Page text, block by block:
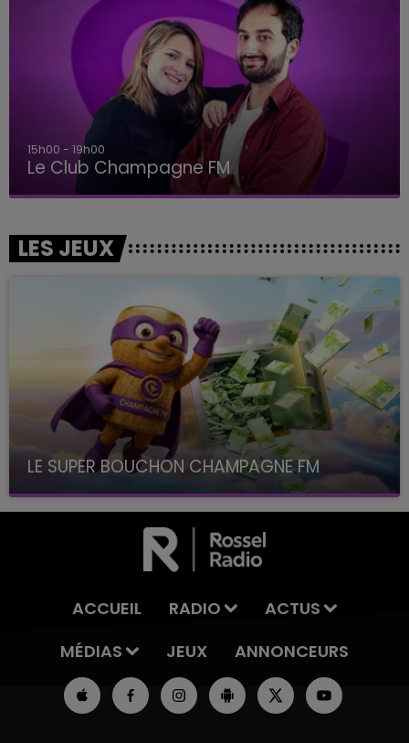
15h00 - 19h00
Le Club Champagne FM
LES JEUX
LE SUPER BOUCHON CHAMPAGNE FM
avec La Famille Champagne FM, à 8H10
ACCUEIL RADIO
ACTUS
MÉDIAS
JEUX ANNONCEURS